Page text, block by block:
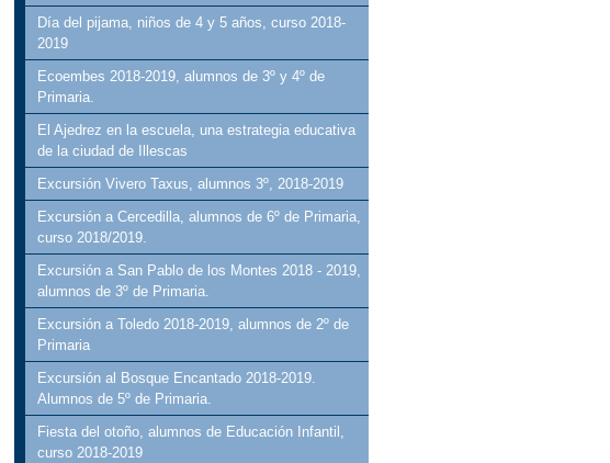
Día del pijama, niños de 4 y 5 años, curso 2018-
2019
Ecoembes 2018-2019, alumnos de 3º y 4º de
Primaria.
El Ajedrez en la escuela, una estrategia educativa
de la ciudad de Illescas
Excursión Vivero Taxus, alumnos 3º, 2018-2019
Excursión a Cercedilla, alumnos de 6º de Primaria,
curso 2018/2019.
Excursión a San Pablo de los Montes 2018 - 2019,
alumnos de 3º de Primaria.
Excursión a Toledo 2018-2019, alumnos de 2º de
Primaria
Excursión al Bosque Encantado 2018-2019.
Alumnos de 5º de Primaria.
Fiesta del otoño, alumnos de Educación Infantil,
curso 2018-2019